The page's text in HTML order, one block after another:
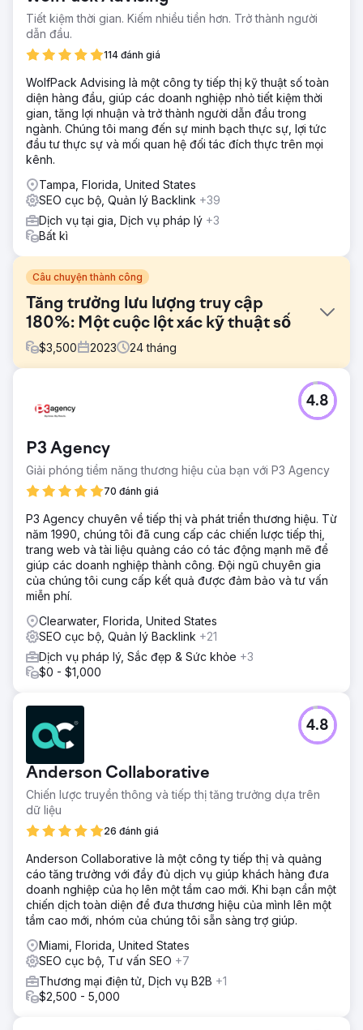
Tiết kiệm thời gian. Kiếm nhiều tiền hơn. Trở thành người
dẫn đầu.
114 đánh giá
WolfPack Advising là một công ty tiếp thị kỹ thuật số toàn
diện hàng đầu, giúp các doanh nghiệp nhỏ tiết kiệm thời
gian, tăng lợi nhuận và trở thành người dẫn đầu trong
ngành. Chúng tôi mang đến sự minh bạch thực sự, lợi tức
đầu tư thực sự và mối quan hệ đối tác đích thực trên mọi
kênh.
Tampa, Florida, United States
SEO cục bộ, Quản lý Backlink +39
Dịch vụ tại gia, Dịch vụ pháp lý +3
Bất kì
Câu chuyện thành công
Tăng trưởng lưu lượng truy cập
180%: Một cuộc lột xác kỹ thuật số
$3,500 2023 24 tháng
Dự án này nhằm mục đích tăng cường sự hiện diện kỹ
thuật số của một cửa hàng sửa chữa ô tô tại Pompano
chiến lược và các chiến dịch PPC có mục tiêu. Mục tiêu
chính là tạo ra một trang web chuyên nghiệp, thân thiện
với người dùng, cải thiện khả năng hiển thị tìm kiếm tự
nhiên và tạo ra các khách hàng tiềm năng nhất quán, đủ
điều kiện thông qua quảng cáo trả phí.
Giải pháp
Thiết kế web: Xây dựng trang web thân thiện với người
dùng, phản hồi nhanh để giới thiệu các dịch vụ và thúc
đẩy sự tương tác. SEO: Tối ưu hóa trang web cho tìm kiếm
cục bộ, cải thiện thứ hạng và tăng lưu lượng truy cập tự
nhiên. PPC: Ra mắt các chiến dịch Google Ads có mục tiêu
để thu hút khách hàng tiềm năng đủ điều kiện và tối đa
hóa ROI.
Kết quả
hạng 3 hàng đầu cho các từ khóa địa phương quan trọng,
thúc đẩy tăng 120% lượng truy vấn tự nhiên. PPC: ROI
300%, với lượng khách hàng tiềm năng tăng 75% và chi
phí cho mỗi lần nhấp chuột giảm 35%.
Chuyển đến trang agency
P3 Agency
Giải phóng tiềm năng thương hiệu của bạn với P3 Agency
70 đánh giá
4.8
P3 Agency chuyên về tiếp thị và phát triển thương hiệu. Từ
năm 1990, chúng tôi đã cung cấp các chiến lược tiếp thị,
trang web và tài liệu quảng cáo có tác động mạnh mẽ để
giúp các doanh nghiệp thành công. Đội ngũ chuyên gia
của chúng tôi cung cấp kết quả được đảm bảo và tư vấn
miễn phí.
Clearwater, Florida, United States
SEO cục bộ, Quản lý Backlink +21
Dịch vụ pháp lý, Sắc đẹp & Sức khỏe +3
$0 - $1,000
Anderson Collaborative
Chiến lược truyền thông và tiếp thị tăng trưởng dựa trên
dữ liệu
26 đánh giá
4.8
Anderson Collaborative là một công ty tiếp thị và quảng
cáo tăng trưởng với đầy đủ dịch vụ giúp khách hàng đưa
doanh nghiệp của họ lên một tầm cao mới. Khi bạn cần một
chiến dịch toàn diện để đưa thương hiệu của mình lên một
tầm cao mới, nhóm của chúng tôi sẵn sàng trợ giúp.
Miami, Florida, United States
SEO cục bộ, Tư vấn SEO +7
Thương mại điện tử, Dịch vụ B2B +1
$2,500 - 5,000